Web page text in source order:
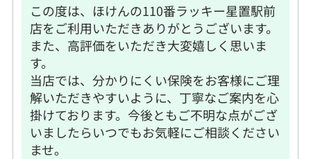
この度は、ほけんの110番ラッキー星置駅前
店をご利用いただきありがとうございます。
また、高評価をいただき大変嬉しく思いま
す。
当店では、分かりにくい保険をお客様にご理
解いただきやすいように、丁寧なご案内を心
掛けております。今後ともご不明な点がござ
いましたらいつでもお気軽にご相談ください
ませ。